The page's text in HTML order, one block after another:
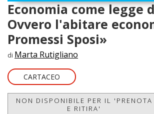
Economia come legge
Ovvero l'abitare
Promessi Sposi»
di Marta Rutigliano
CARTACEO
NON DISPONIBILE PER IL 'PRENOTA
E RITIRA'